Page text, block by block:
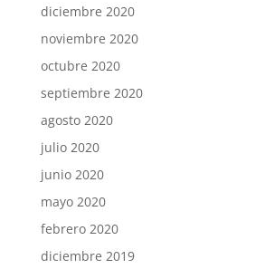
diciembre 2020
noviembre 2020
octubre 2020
septiembre 2020
agosto 2020
julio 2020
junio 2020
mayo 2020
febrero 2020
diciembre 2019